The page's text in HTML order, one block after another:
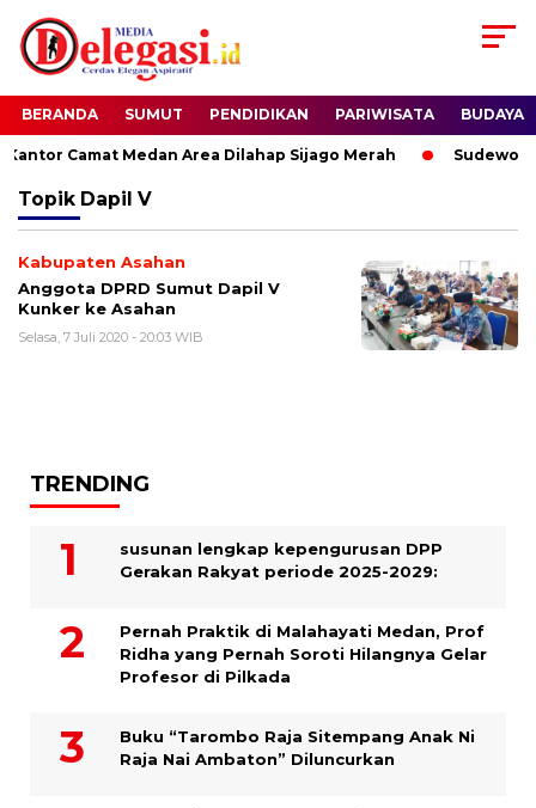
BERANDA SUMUT PENDIDIKAN PARIWISATA BUDAYA
Kantor Camat Medan Area Dilahap Sijago Merah Sudewo
Topik Dapil V
Kabupaten Asahan
Anggota DPRD Sumut Dapil V
Kunker ke Asahan
Selasa, 7 Juli 2020 - 20:03 WIB
TRENDING
susunan lengkap kepengurusan DPP
Gerakan Rakyat periode 2025-2029:
Pernah Praktik di Malahayati Medan, Prof
Ridha yang Pernah Soroti Hilangnya Gelar
Profesor di Pilkada
Buku “Tarombo Raja Sitempang Anak Ni
Raja Nai Ambaton” Diluncurkan